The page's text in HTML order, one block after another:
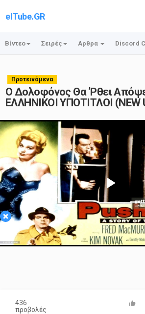
elTube.GR
Βίντεο Σειρές Αρθρα Discord
Προτεινόμενα
Ο Δολοφόνος Θα ’Ρθει
ΕΛΛΗΝΙΚΟΙ ΥΠΟΤΙΤΛΟΙ (NEW
×
436
προβολές